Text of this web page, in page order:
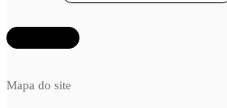
Mapa do site